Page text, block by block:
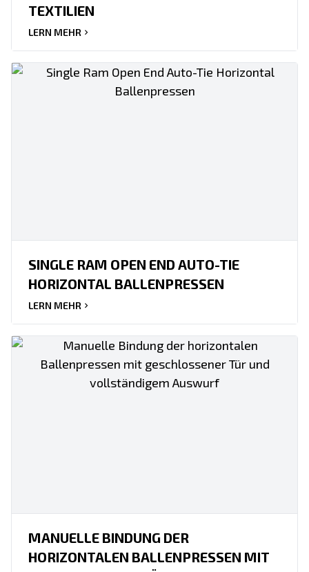
TEXTILIEN
LERN MEHR
SINGLE RAM OPEN END AUTO-TIE
HORIZONTAL BALLENPRESSEN
LERN MEHR
MANUELLE BINDUNG DER
HORIZONTALEN BALLENPRESSEN MIT